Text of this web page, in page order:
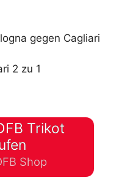
gegen Cagliari
2 zu 1
Trikot
Shop